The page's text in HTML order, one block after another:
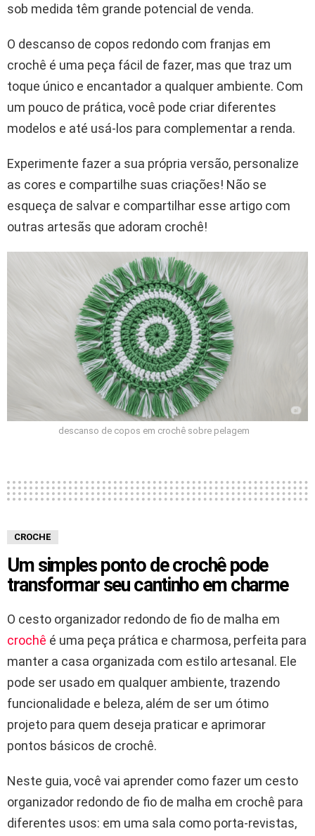
sob medida têm grande potencial de venda.
O descanso de copos redondo com franjas em
crochê é uma peça fácil de fazer, mas que traz um
toque único e encantador a qualquer ambiente. Com
um pouco de prática, você pode criar diferentes
modelos e até usá-los para complementar a renda.
Experimente fazer a sua própria versão, personalize
as cores e compartilhe suas criações! Não se
esqueça de salvar e compartilhar esse artigo com
outras artesãs que adoram crochê!
descanso de copos em crochê sobre pelagem
CROCHE
Um simples ponto de crochê pode
transformar seu cantinho em charme
O cesto organizador redondo de fio de malha em
crochê é uma peça prática e charmosa, perfeita para
manter a casa organizada com estilo artesanal. Ele
pode ser usado em qualquer ambiente, trazendo
funcionalidade e beleza, além de ser um ótimo
projeto para quem deseja praticar e aprimorar
pontos básicos de crochê.
Neste guia, você vai aprender como fazer um cesto
organizador redondo de fio de malha em crochê para
diferentes usos: em uma sala como porta-revistas,